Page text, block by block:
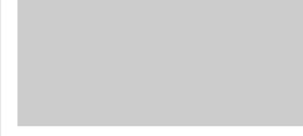
बैठक